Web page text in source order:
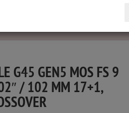
G45 GEN5 MOS FS 9
/ 102 MM 17+1,